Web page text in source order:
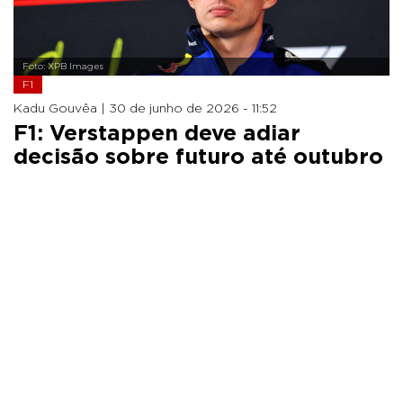
Foto: XPB Images
F1
Kadu Gouvêa | 30 de junho de 2026 - 11:52
F1: Verstappen deve adiar
decisão sobre futuro até outubro